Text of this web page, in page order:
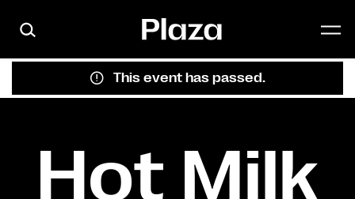
This event has passed.
Hot Milk